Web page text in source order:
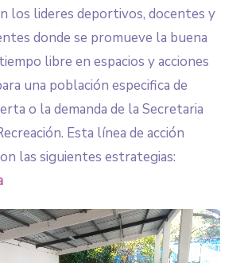
los lideres deportivos, docentes y
donde se promueve la buena
libre en espacios y acciones
una población especifica de
o la demanda de la Secretaria
Esta línea de acción
las siguientes estrategias: